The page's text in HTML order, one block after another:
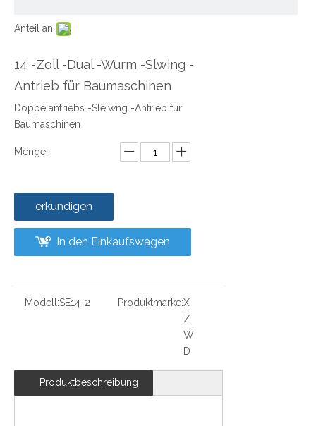
Anteil an:
14 -Zoll -Dual -Wurm -Slwing -
Antrieb für Baumaschinen
Doppelantriebs -Sleiwng -Antrieb für
Baumaschinen
Menge:
erkundigen
In den Einkaufswagen
Modell:SE14-2 Produktmarke:X
Z
W
D
Produktbeschreibung